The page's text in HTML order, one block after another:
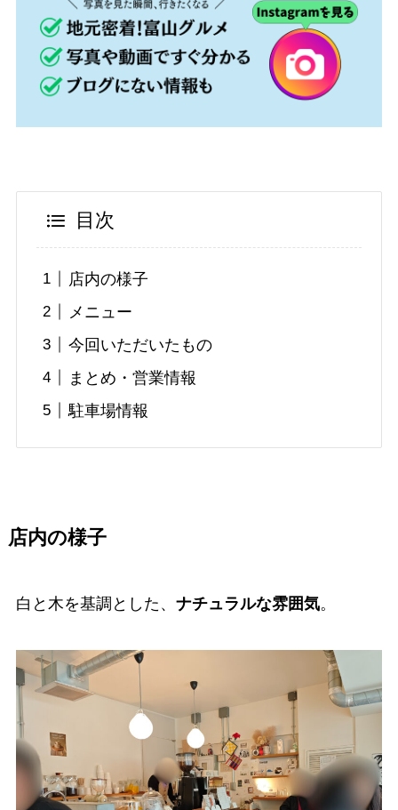
目次
店内の様子
メニュー
今回いただいたもの
まとめ・営業情報
駐車場情報
店内の様子
白と木を基調とした、 ナチュラルな雰囲気。